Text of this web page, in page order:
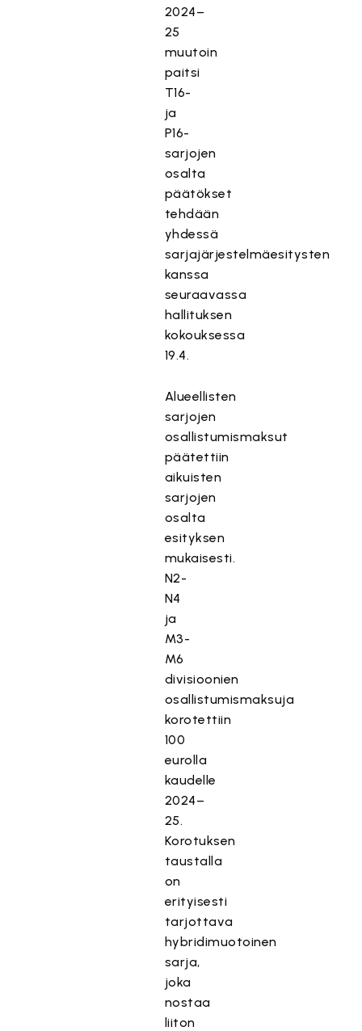
2024–
25
muutoin
paitsi
T16-
ja
P16-
sarjojen
osalta
päätökset
tehdään
yhdessä
sarjajärjestelmäesitysten
kanssa
seuraavassa
hallituksen
kokouksessa
19.4.
Alueellisten
sarjojen
osallistumismaksut
päätettiin
aikuisten
sarjojen
osalta
esityksen
mukaisesti.
N2-
N4
ja
M3-
M6
divisioonien
osallistumismaksuja
korotettiin
100
eurolla
kaudelle
2024–
25.
Korotuksen
taustalla
on
erityisesti
tarjottava
hybridimuotoinen
sarja,
joka
nostaa
liiton